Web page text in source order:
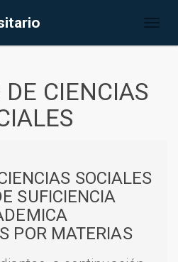
DE CIENCIAS
SOCIALES
SUFICIENCIA
POR MATERIAS